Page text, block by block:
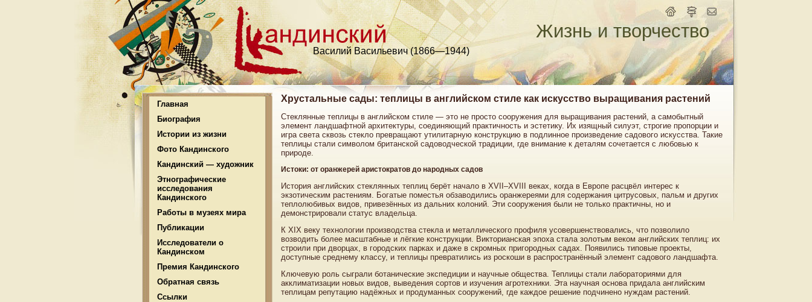
Василий Васильевич (1866—1944)
Жизнь и творчество
Главная
Биография
Истории из жизни
Фото Кандинского
Кандинский — художник
Этнографические
исследования
Кандинского
Работы в музеях мира
Публикации
Исследователи о
Кандинском
Премия Кандинского
Обратная связь
Ссылки
Хрустальные сады: теплицы в английском стиле как искусство выращивания растений
Стеклянные теплицы в английском стиле — это не просто сооружения для выращивания растений, а самобытный
элемент ландшафтной архитектуры, соединяющий практичность и эстетику. Их изящный силуэт, строгие пропорции и
игра света сквозь стекло превращают утилитарную конструкцию в подлинное произведение садового искусства. Такие
теплицы стали символом британской садоводческой традиции, где внимание к деталям сочетается с любовью к
природе.
Истоки: от оранжерей аристократов до народных садов
История английских стеклянных теплиц берёт начало в XVII–XVIII веках, когда в Европе расцвёл интерес к
экзотическим растениям. Богатые поместья обзаводились оранжереями для содержания цитрусовых, пальм и других
теплолюбивых видов, привезённых из дальних колоний. Эти сооружения были не только практичны, но и
демонстрировали статус владельца.
К XIX веку технологии производства стекла и металлического профиля усовершенствовались, что позволило
возводить более масштабные и лёгкие конструкции. Викторианская эпоха стала золотым веком английских теплиц: их
строили при дворцах, в городских парках и даже в скромных пригородных садах. Появились типовые проекты,
доступные среднему классу, и теплицы превратились из роскоши в распространённый элемент садового ландшафта.
Ключевую роль сыграли ботанические экспедиции и научные общества. Теплицы стали лабораториями для
акклиматизации новых видов, выведения сортов и изучения агротехники. Эта научная основа придала английским
теплицам репутацию надёжных и продуманных сооружений, где каждое решение подчинено нуждам растений.